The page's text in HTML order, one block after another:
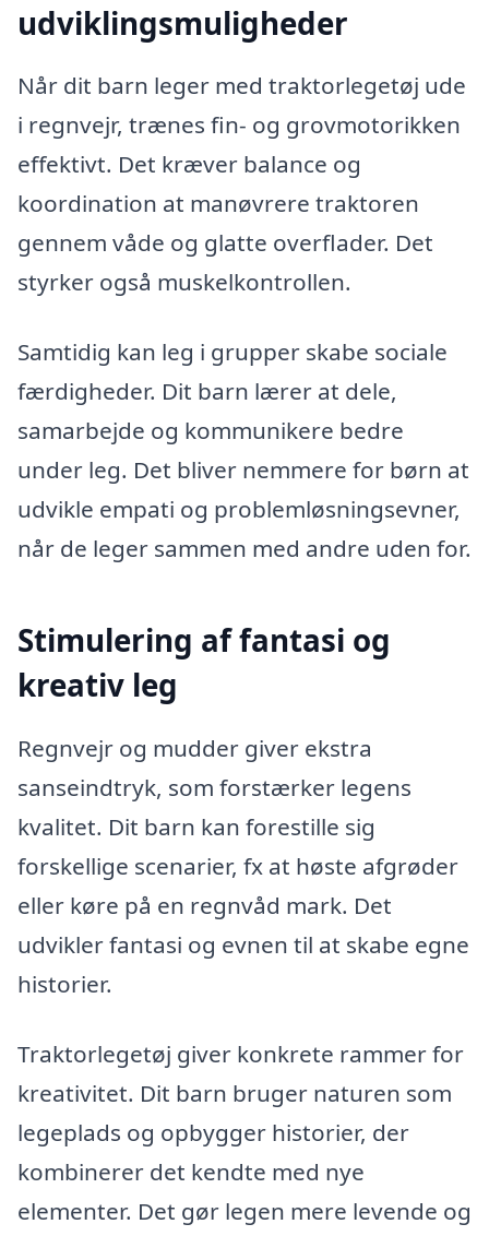
udviklingsmuligheder
Når dit barn leger med traktorlegetøj ude
i regnvejr, trænes fin- og grovmotorikken
effektivt. Det kræver balance og
koordination at manøvrere traktoren
gennem våde og glatte overflader. Det
styrker også muskelkontrollen.
Samtidig kan leg i grupper skabe sociale
færdigheder. Dit barn lærer at dele,
samarbejde og kommunikere bedre
under leg. Det bliver nemmere for børn at
udvikle empati og problemløsningsevner,
når de leger sammen med andre uden for.
Stimulering af fantasi og
kreativ leg
Regnvejr og mudder giver ekstra
sanseindtryk, som forstærker legens
kvalitet. Dit barn kan forestille sig
forskellige scenarier, fx at høste afgrøder
eller køre på en regnvåd mark. Det
udvikler fantasi og evnen til at skabe egne
historier.
Traktorlegetøj giver konkrete rammer for
kreativitet. Dit barn bruger naturen som
legeplads og opbygger historier, der
kombinerer det kendte med nye
elementer. Det gør legen mere levende og